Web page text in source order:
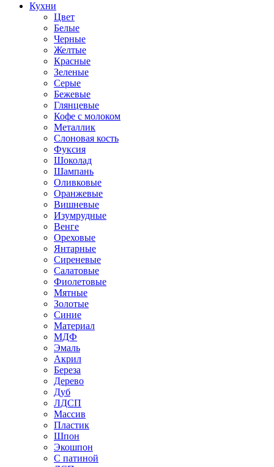
Кухни
Цвет
Белые
Черные
Желтые
Красные
Зеленые
Серые
Бежевые
Глянцевые
Кофе с молоком
Металлик
Слоновая кость
Фуксия
Шоколад
Шампань
Оливковые
Оранжевые
Вишневые
Изумрудные
Венге
Ореховые
Янтарные
Сиреневые
Салатовые
Фиолетовые
Мятные
Золотые
Синие
Материал
МДФ
Эмаль
Акрил
Береза
Дерево
Дуб
ЛДСП
Массив
Пластик
Шпон
Экошпон
С патиной